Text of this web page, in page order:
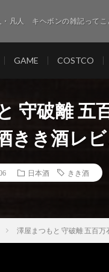
・凡人 キヘボンの雑記ってこ
GAME COSTCO
守破離 五
きき酒レビ
日本酒 きき酒
澤屋まつもと 守破離 五百万